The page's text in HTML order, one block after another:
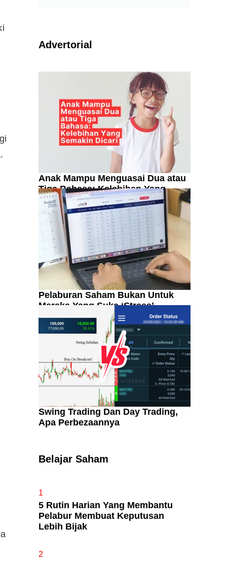
Advertorial
Anak Mampu Menguasai Dua atau
Tiga Bahasa: Kelebihan Yang
Semakin Dicari
Pelaburan Saham Bukan Untuk
Mereka Yang Suka ‘Stress’
Swing Trading Dan Day Trading,
Apa Perbezaannya
Belajar Saham
1
5 Rutin Harian Yang Membantu
Pelabur Membuat Keputusan
Lebih Bijak
2
Kenali Franchisee Disebalik
Yang Selalu Sifu Saham Sebut
Tu?